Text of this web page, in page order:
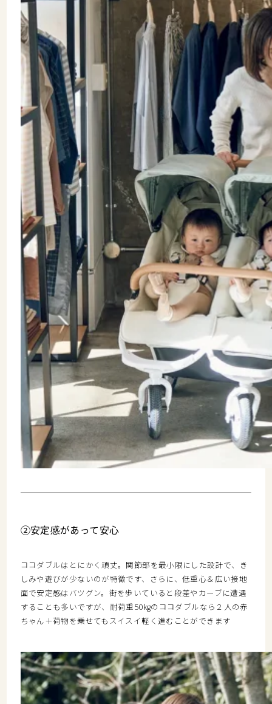
②安定感があって安心
ココダブルはとにかく頑丈。関節部を最小限にした設計で、き
しみや遊びが少ないのが特徴です、さらに、低重心＆広い接地
面で安定感はバツグン。街を歩いていると段差やカーブに遭遇
することも多いですが、耐荷重50kgのココダブルなら２人の赤
ちゃん＋荷物を乗せてもスイスイ軽く進むことができます